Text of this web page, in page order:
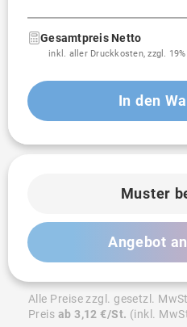
Gesamtpreis Netto
inkl. aller Druckkosten, zzgl.
In den
Muster
Angebot
Alle Preise zzgl. gesetzl.
Preis ab 3,12 €/St. (inkl.